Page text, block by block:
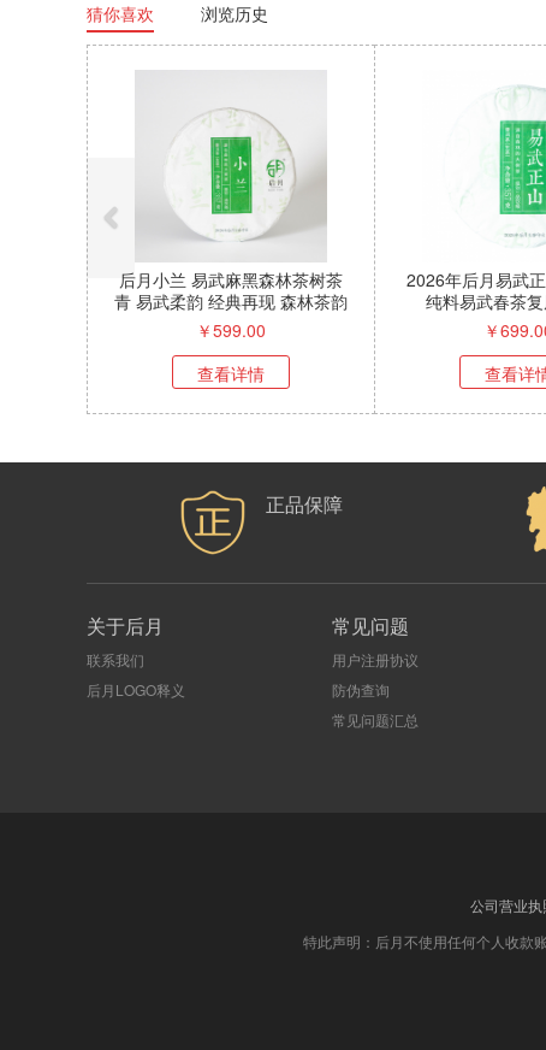
猜你喜欢 浏览历史
后月小兰 易武麻黑森林茶树茶
青 易武柔韵 经典再现 森林茶韵
清甜瞬透
￥599.00
查看详情
2026年后月易武
纯料易武春茶
￥
查看详
正品保障
关于后月
联系我们
后月LOGO释义
常见问题
用户注册协议
防伪查询
常见问题汇总
公司营业执
特此声明：后月不使用任何个人收款